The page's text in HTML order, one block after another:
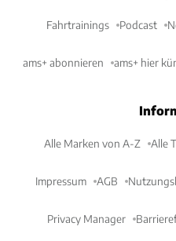
Fahrtrainings Podcast
ams+ abonnieren ams+ hier
Alle Marken von A-Z Alle
Impressum AGB
Privacy Manager